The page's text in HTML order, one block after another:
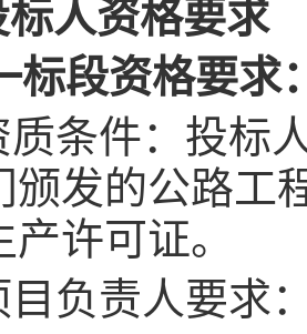
人资格要求
标段资格要求
质条件：投标
颁发的公路工
许可证。
目负责人要求